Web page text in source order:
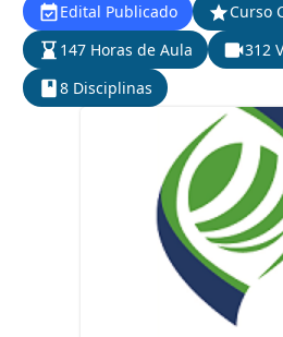
Edital Publicado
Curso
147 Horas de Aula
312
8 Disciplinas